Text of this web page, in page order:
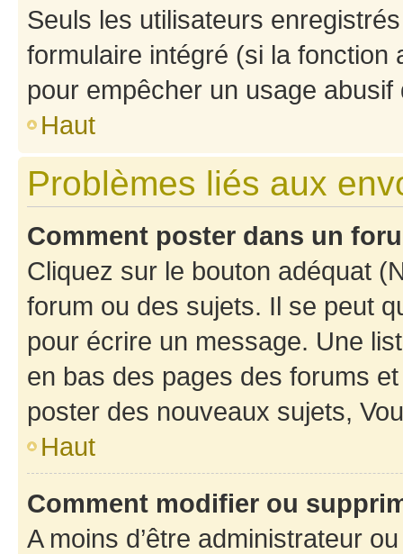
Seuls les utilisateurs
formulaire intégré (si la fonction
pour empêcher un usage
Haut
Problèmes liés aux
Comment poster dans un
Cliquez sur le bouton adéquat
forum ou des sujets. Il se peut
pour écrire un message. Une
en bas des pages des forums
poster des nouveaux sujets,
Haut
Comment modifier ou
A moins d’être administrateur